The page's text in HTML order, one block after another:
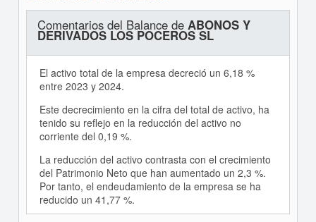
Comentarios del Balance de ABONOS Y
DERIVADOS LOS POCEROS SL
El activo total de la empresa decreció un 6,18 %
entre 2023 y 2024.
Este decrecimiento en la cifra del total de activo, ha
tenido su reflejo en la reducción del activo no
corriente del 0,19 %.
La reducción del activo contrasta con el crecimiento
del Patrimonio Neto que han aumentado un 2,3 %.
Por tanto, el endeudamiento de la empresa se ha
reducido un 41,77 %.